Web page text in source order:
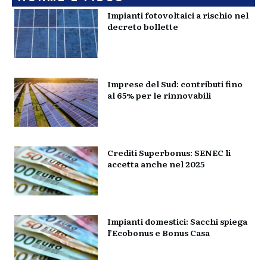
Impianti fotovoltaici a rischio nel
decreto bollette
Imprese del Sud: contributi fino
al 65% per le rinnovabili
Crediti Superbonus: SENEC li
accetta anche nel 2025
Impianti domestici: Sacchi spiega
l’Ecobonus e Bonus Casa